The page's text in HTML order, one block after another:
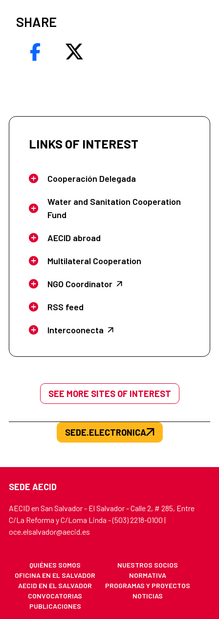
SHARE
LINKS OF INTEREST
Cooperación Delegada
Water and Sanitation Cooperation
Fund
AECID abroad
Multilateral Cooperation
NGO Coordinator
RSS feed
Intercoonecta
SEE MORE SITES OF INTEREST
SEDE.ELECTRONICA
SEDE AECID
AECID en San Salvador - El Salvador - Calle 2, # 285, Entre
C/La Reforma y C/Loma Linda - (503) 2218-0100 |
oce.elsalvador@aecid.es
QUIÉNES SOMOS
NUESTROS SOCIOS
OFICINA EN EL SALVADOR
NORMATIVA
AECID EN EL SALVADOR
PROGRAMAS Y PROYECTOS
CONVOCATORIAS
NOTICIAS
PUBLICACIONES